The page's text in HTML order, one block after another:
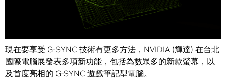
戲體驗。透過 NVIIA (輝達) 突破性的 G-SYNC 顯示技術，遊
戲畫面流暢的令人難以置信，實現玩家們長久以來期望體驗
沒有畫面撕裂問題的夢想。
現在要享受 G-SYNC 技術有更多方法，NVIDIA (輝達) 在台北
國際電腦展發表多項新功能，包括為數眾多的新款螢幕，以
及首度亮相的 G-SYNC 遊戲筆記型電腦。